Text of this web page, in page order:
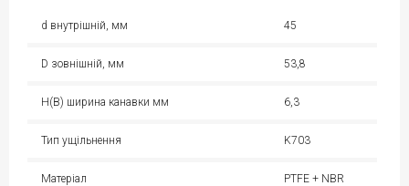
d внутрішній, мм 45
D зовнішній, мм 53,8
H(B) ширина канавки мм 6,3
Тип ущільнення K703
Матеріал PTFE + NBR